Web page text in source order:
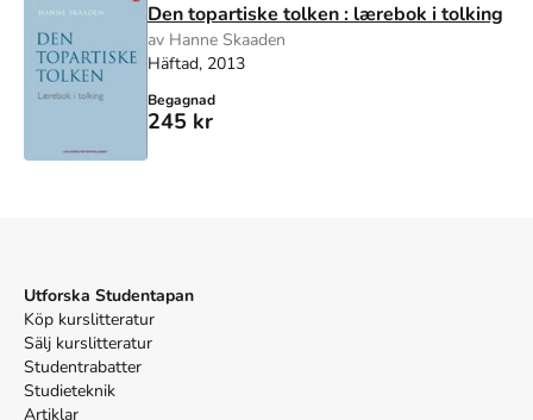
Den topartiske tolken : lærebok i tolking
av Hanne Skaaden
Häftad, 2013
Begagnad
245 kr
Utforska Studentapan
Köp kurslitteratur
Sälj kurslitteratur
Studentrabatter
Studieteknik
Artiklar